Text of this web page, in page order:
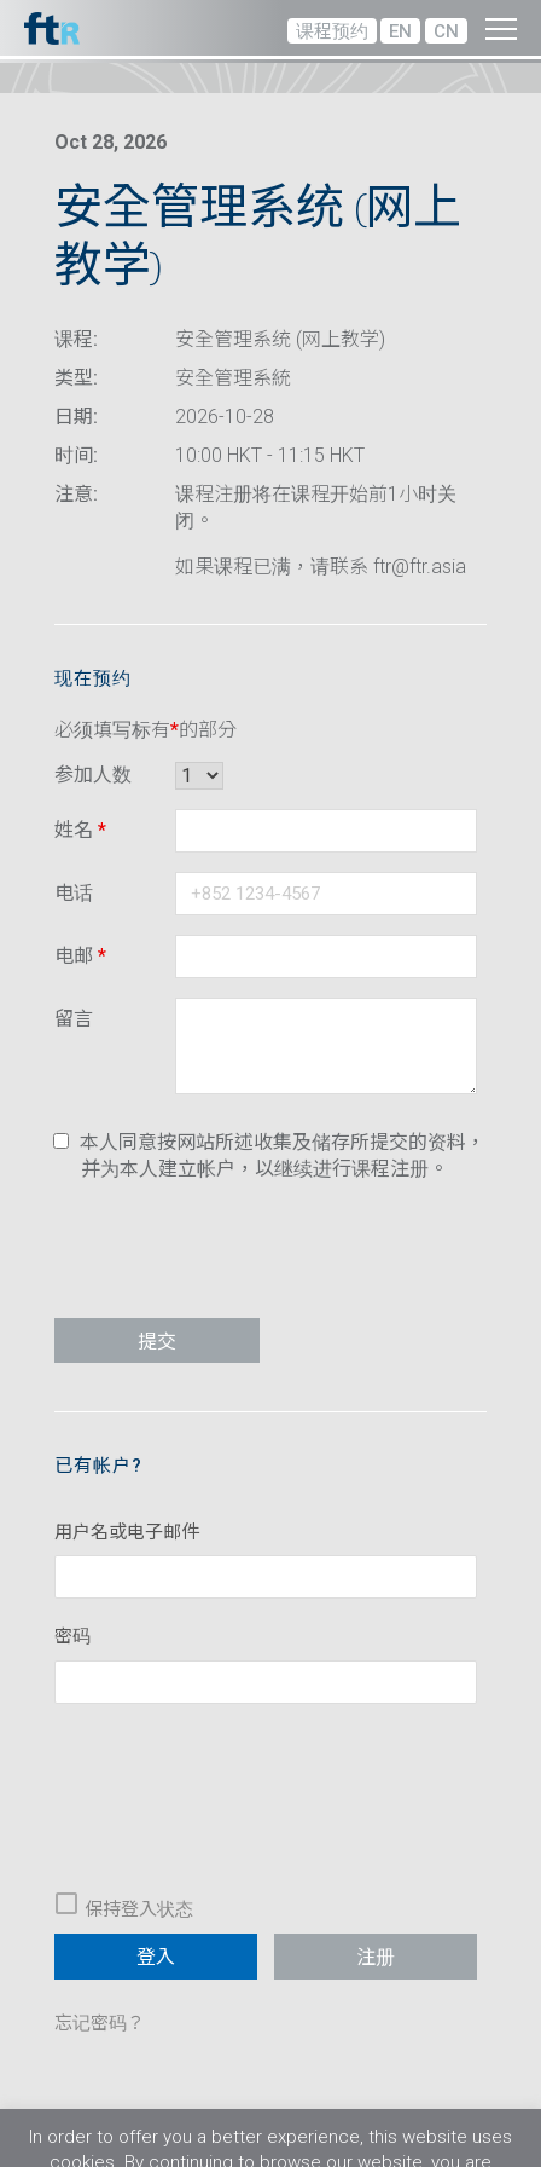
课程预约 EN CN
Oct 28, 2026
安全管理系统 (网上
教学)
课程:
安全管理系统 (网上教学)
类型:
安全管理系統
日期:
2026-10-28
时间:
10:00 HKT - 11:15 HKT
注意:
课程注册将在课程开始前1小时关
闭。
如果课程已满，请联系 ftr@ftr.asia
现在预约
必须填写标有*的部分
参加人数
姓名 *
电话
电邮 *
留言
本人同意按网站所述收集及储存所提交的资料，
并为本人建立帐户，以继续进行课程注册。
已有帐户?
用户名或电子邮件
密码
保持登入状态
注册
忘记密码？
In order to offer you a better experience, this website uses